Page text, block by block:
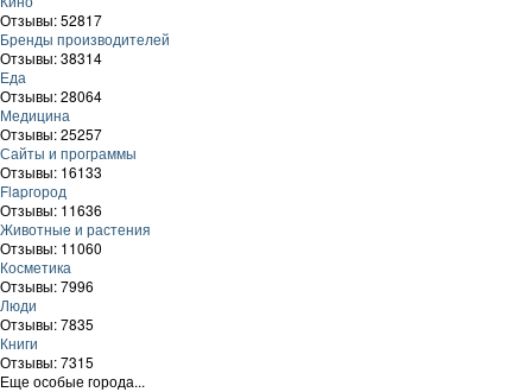
Отзывы: 52817
Бренды производителей
Отзывы: 38314
Еда
Отзывы: 28064
Медицина
Отзывы: 25257
Сайты и программы
Отзывы: 16133
Flapгород
Отзывы: 11636
Животные и растения
Отзывы: 11060
Косметика
Отзывы: 7996
Люди
Отзывы: 7835
Книги
Отзывы: 7315
Еще особые города...